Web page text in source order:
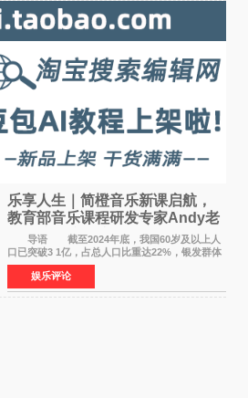
乐享人生｜简橙音乐新课启航，
教育部音乐课程研发专家Andy老
师重磅入驻领航银龄琴声
导语 截至2024年底，我国60岁及以上人
口已突破3 1亿，占总人口比重达22%，银发群体
的精神文化需求日益凸显。2024年1月，国务院办
公厅印发《关于发展银发经济增进老年人福祉的
意见》——这是
娱乐评论